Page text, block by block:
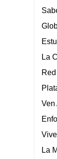
La
Red
Ven
La